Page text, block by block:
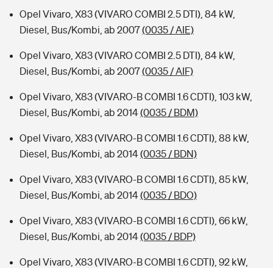
Opel Vivaro, X83 (VIVARO COMBI 2.5 DTI), 84 kW,
Diesel, Bus/Kombi, ab 2007(0035 / AIE)
Opel Vivaro, X83 (VIVARO COMBI 2.5 DTI), 84 kW,
Diesel, Bus/Kombi, ab 2007(0035 / AIF)
Opel Vivaro, X83 (VIVARO-B COMBI 1.6 CDTI), 103 kW,
Diesel, Bus/Kombi, ab 2014(0035 / BDM)
Opel Vivaro, X83 (VIVARO-B COMBI 1.6 CDTI), 88 kW,
Diesel, Bus/Kombi, ab 2014(0035 / BDN)
Opel Vivaro, X83 (VIVARO-B COMBI 1.6 CDTI), 85 kW,
Diesel, Bus/Kombi, ab 2014(0035 / BDO)
Opel Vivaro, X83 (VIVARO-B COMBI 1.6 CDTI), 66 kW,
Diesel, Bus/Kombi, ab 2014(0035 / BDP)
Opel Vivaro, X83 (VIVARO-B COMBI 1.6 CDTI), 92 kW,